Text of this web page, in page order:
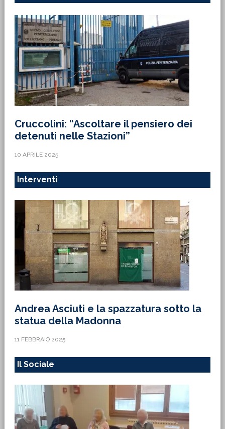
Cruccolini: “Ascoltare il pensiero dei
detenuti nelle Stazioni”
10 APRILE 2025
Interventi
Andrea Asciuti e la spazzatura sotto la
statua della Madonna
11 FEBBRAIO 2025
Il Sociale